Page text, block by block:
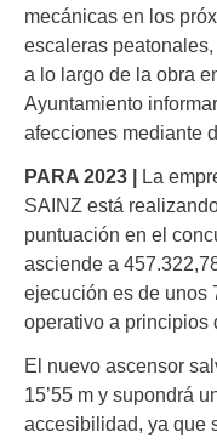
mecánicas en los
escaleras
a lo largo de la obra
Ayuntamiento
afecciones mediante
PARA 2023 |
La
SAINZ está
puntuación en el
asciende a
ejecución es de unos
operativo a principios
El nuevo ascensor
15’55 m y supondrá
accesibilidad, ya que